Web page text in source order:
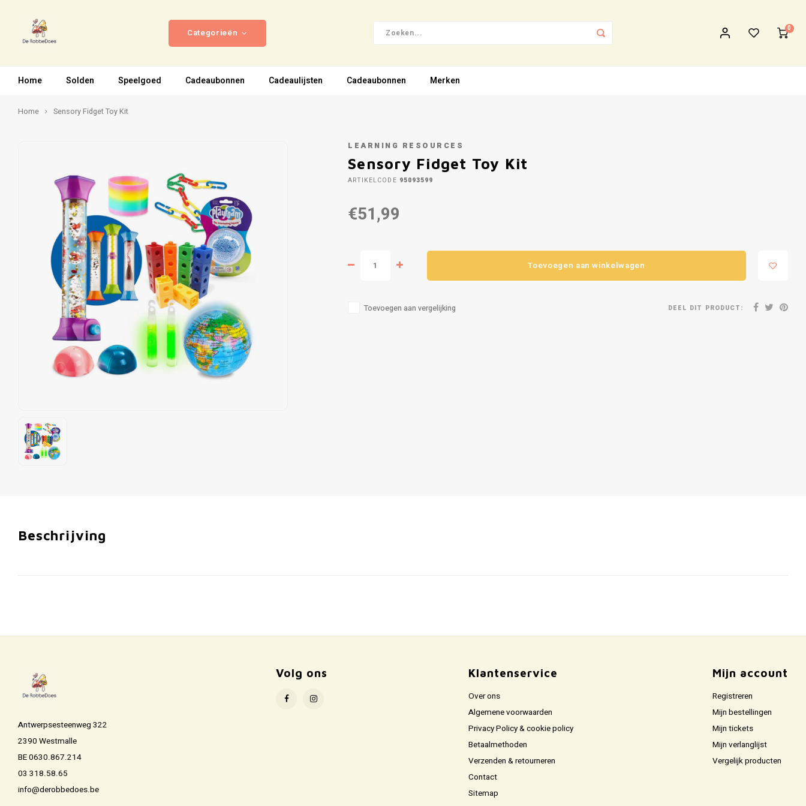
Categorieën 0
Home Solden Speelgoed Cadeaubonnen Cadeaulijsten Cadeaubonnen Merken
Home Sensory Fidget Toy Kit
LEARNING RESOURCES
Sensory Fidget Toy Kit
ARTIKELCODE 95093599
€51,99
Toevoegen aan winkelwagen
Toevoegen aan vergelijking DEEL DIT PRODUCT:
Beschrijving
Antwerpsesteenweg 322
2390 Westmalle
BE 0630.867.214
03 318.58.65
info@derobbedoes.be
Volg ons Klantenservice
Over ons
Algemene voorwaarden
Privacy Policy & cookie policy
Betaalmethoden
Verzenden & retourneren
Contact
Sitemap
Mijn account
Registreren
Mijn bestellingen
Mijn tickets
Mijn verlanglijst
Vergelijk producten